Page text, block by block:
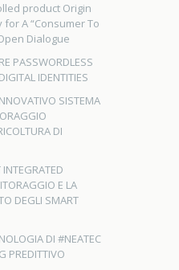
product Origin
A “Consumer To
Dialogue
PASSWORDLESS
IDENTITIES
SISTEMA
DI
E LA
DEGLI SMART
DI #NEATEC
PREDITTIVO